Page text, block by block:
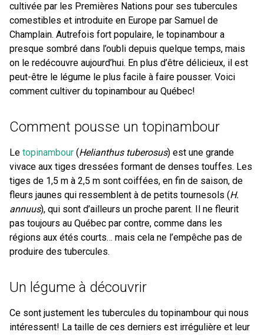
cultivée par les Premières Nations pour ses tubercules
comestibles et introduite en Europe par Samuel de
Champlain. Autrefois fort populaire, le topinambour a
presque sombré dans l’oubli depuis quelque temps, mais
on le redécouvre aujourd’hui. En plus d’être délicieux, il est
peut-être le légume le plus facile à faire pousser. Voici
comment cultiver du topinambour au Québec!
Comment pousse un topinambour
Le topinambour (Helianthus tuberosus) est une grande
vivace aux tiges dressées formant de denses touffes. Les
tiges de 1,5 m à 2,5 m sont coiffées, en fin de saison, de
fleurs jaunes qui ressemblent à de petits tournesols (H.
annuus), qui sont d’ailleurs un proche parent. Il ne fleurit
pas toujours au Québec par contre, comme dans les
régions aux étés courts… mais cela ne l’empêche pas de
produire des tubercules.
Un légume à découvrir
Ce sont justement les tubercules du topinambour qui nous
intéressent! La taille de ces derniers est irrégulière et leur